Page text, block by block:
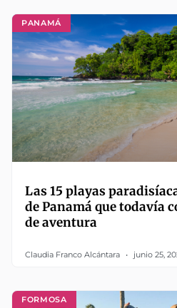
PANAMÁ
Las 15 playas
de Panamá que todavía
de aventura
Claudia Franco Alcántara junio 25,
FORMOSA